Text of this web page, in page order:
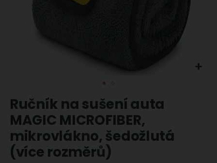
na
začátek
galerie
s
obrázky
Ručník na sušení auta
MAGIC MICROFIBER,
mikrovlákno, šedožlutá
(více rozměrů)